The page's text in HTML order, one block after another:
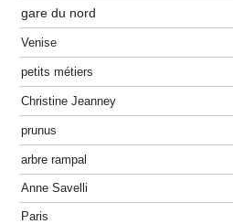
gare du nord
Venise
petits métiers
Christine Jeanney
prunus
arbre rampal
Anne Savelli
Paris